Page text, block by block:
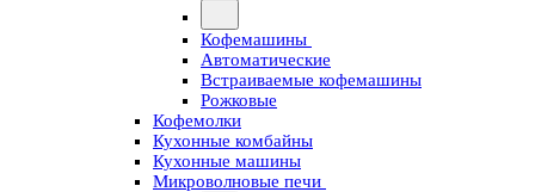
Кофемашины
Автоматические
Встраиваемые кофемашины
Рожковые
Кофемолки
Кухонные комбайны
Кухонные машины
Микроволновые печи